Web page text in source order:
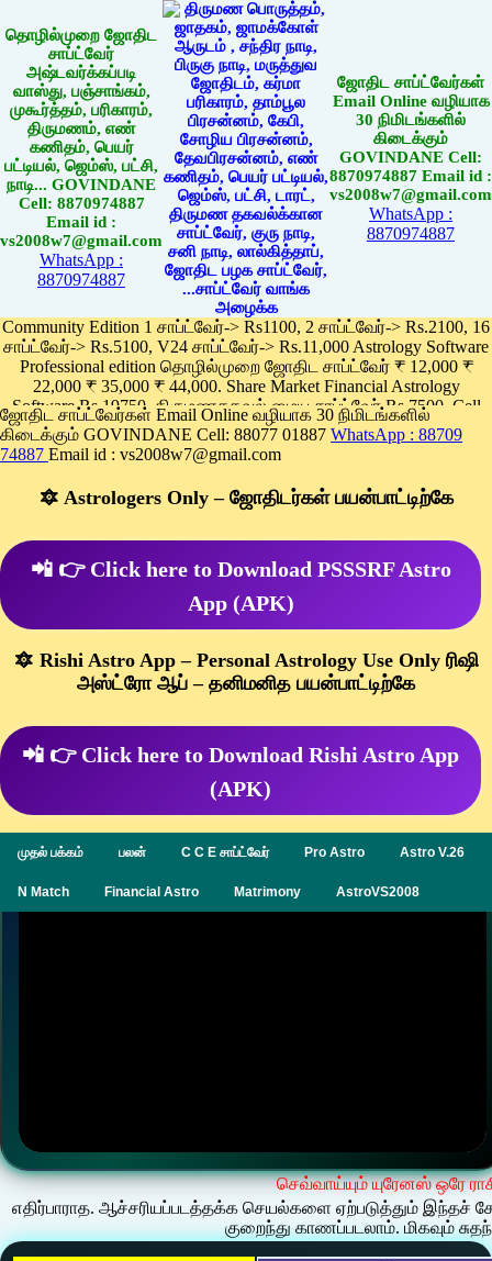
தொழில்முறை ஜோதிட
சாப்ட்வேர்
அஷ்டவர்க்கப்படி
வாஸ்து, பஞ்சாங்கம்,
முகூர்த்தம், பரிகாரம்,
திருமணம், எண்
கணிதம், பெயர்
பட்டியல், ஜெம்ஸ், பட்சி,
நாடி... GOVINDANE
Cell: 8870974887
Email id :
vs2008w7@gmail.com
WhatsApp :
8870974887
ஜோதிட சாப்ட்வேர்கள்
Email Online வழியாக
30 நிமிடங்களில்
கிடைக்கும்
GOVINDANE Cell:
8870974887 Email id :
vs2008w7@gmail.com
WhatsApp :
8870974887
Community Edition 1 சாப்ட்வேர்-> Rs1100, 2 சாப்ட்வேர்-> Rs.2100, 16
சாப்ட்வேர்-> Rs.5100, V24 சாப்ட்வேர்-> Rs.11,000 Astrology Software
Professional edition தொழில்முறை ஜோதிட சாப்ட்வேர் ₹ 12,000 ₹
22,000 ₹ 35,000 ₹ 44,000. Share Market Financial Astrology
Software Rs.19750, திருமணதகவல் மைய சாப்ட்வேர் Rs.7500, Cell
Phone App Rs. 1100
Pay online
ஜோதிட சாப்ட்வேர்கள் Email Online வழியாக 30 நிமிடங்களில்
கிடைக்கும் GOVINDANE Cell: 88077 01887 WhatsApp : 88709
74887 Email id : vs2008w7@gmail.com
🔯 Astrologers Only – ஜோதிடர்கள் பயன்பாட்டிற்கே
📲 👉 Click here to Download PSSSRF Astro
App (APK)
🔯 Rishi Astro App – Personal Astrology Use Only ரிஷி
அஸ்ட்ரோ ஆப் – தனிமனித பயன்பாட்டிற்கே
📲 👉 Click here to Download Rishi Astro App
(APK)
முதல் பக்கம் பலன் C C E சாப்ட்வேர் Pro Astro Astro V.26
N Match Financial Astro Matrimony AstroVS2008
செவ்வாய்யும் யுரேனஸ் ஒரே
எதிர்பாராத. ஆச்சரியப்படத்தக்க செயல்களை ஏற்படுத்தும் இந்தச்
குறைந்து காணப்படலாம். மிகவும்